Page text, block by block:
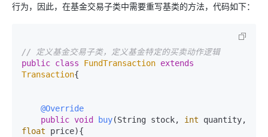
行为，因此，在基金交易子类中需要重写基类的方法，代码如下：
// 定义基金交易子类，定义基金特定的买卖动作逻辑
public class FundTransaction extends
Transaction{
@Override
public void buy(String stock, int
float price){